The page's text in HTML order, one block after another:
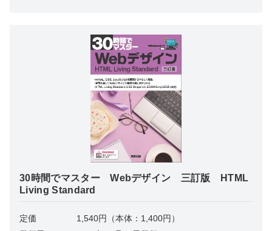
30時間でマスター Webデザイン 三訂版 HTML
Living Standard
定価
1,540円（本体：1,400円）